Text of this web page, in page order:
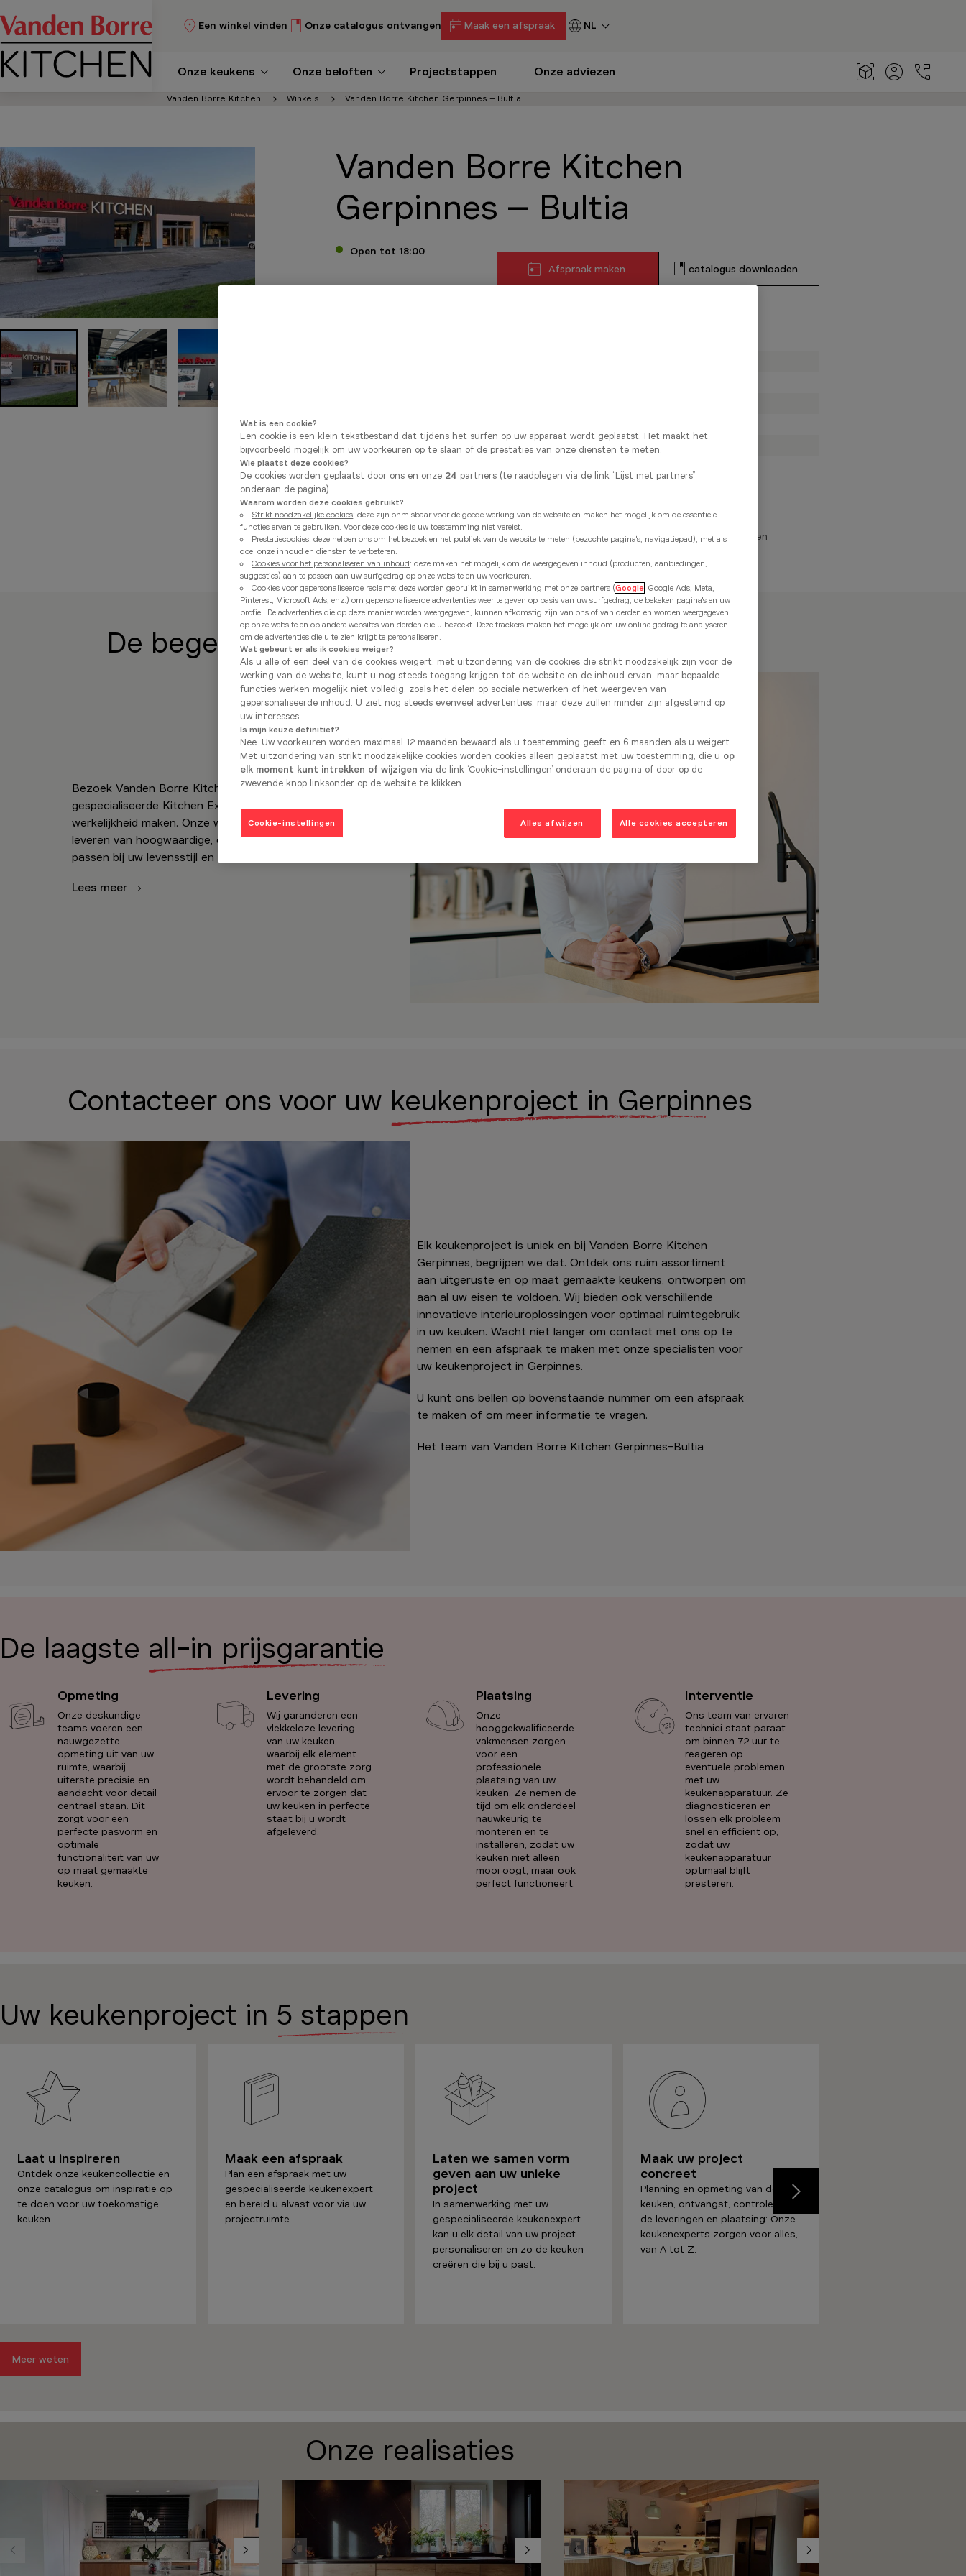
Een winkel vinden
Onze catalogus ontvangen Maak een afspraak NL
Onze keukens Onze beloften Projectstappen Onze adviezen
Vanden Borre Kitchen Winkels Vanden Borre Kitchen Gerpinnes – Bultia
Vanden Borre Kitchen
Gerpinnes – Bultia
Open tot 18:00
Afspraak maken
catalogus downloaden
Zaterdag
15 augustus 2026 Uitzonderlijk gesloten
De begeleiding van onzeexperts in Gerpinnes
Bezoek Vanden Borre Kitchen in Gerpinnes, waar onze
gespecialiseerde Kitchen Experts uw keukenproject
werkelijkheid maken. Onze winkel in Gerpinnes is expert in het
leveren van hoogwaardige, op maat gemaakte keukens die
passen bij uw levensstijl en behoeften.
Lees meer
Contacteer ons voor uw keukenproject in Gerpinnes
Elk keukenproject is uniek en bij Vanden Borre Kitchen
Gerpinnes, begrijpen we dat. Ontdek ons ruim assortiment
aan uitgeruste en op maat gemaakte keukens, ontworpen om
aan al uw eisen te voldoen. Wij bieden ook verschillende
innovatieve interieuroplossingen voor optimaal ruimtegebruik
in uw keuken. Wacht niet langer om contact met ons op te
nemen en een afspraak te maken met onze specialisten voor
uw keukenproject in Gerpinnes.
U kunt ons bellen op bovenstaande nummer om een afspraak
te maken of om meer informatie te vragen.
Het team van Vanden Borre Kitchen Gerpinnes-Bultia
De laagste all-in prijsgarantie
Opmeting
Onze deskundige
teams voeren een
nauwgezette
opmeting uit van uw
ruimte, waarbij
uiterste precisie en
aandacht voor detail
centraal staan. Dit
zorgt voor een
perfecte pasvorm en
optimale
functionaliteit van uw
op maat gemaakte
keuken.
Levering
Wij garanderen een
vlekkeloze levering
van uw keuken,
waarbij elk element
met de grootste zorg
wordt behandeld om
ervoor te zorgen dat
uw keuken in perfecte
staat bij u wordt
afgeleverd.
Plaatsing
Onze
hooggekwalificeerde
vakmensen zorgen
voor een
professionele
plaatsing van uw
keuken. Ze nemen de
tijd om elk onderdeel
nauwkeurig te
monteren en te
installeren, zodat uw
keuken niet alleen
mooi oogt, maar ook
perfect functioneert.
Interventie
Ons team van ervaren
technici staat paraat
om binnen 72 uur te
reageren op
eventuele problemen
met uw
keukenapparatuur. Ze
diagnosticeren en
lossen elk probleem
snel en efficiënt op,
zodat uw
keukenapparatuur
optimaal blijft
presteren.
Uw keukenproject in 5 stappen
Laat u inspireren
Ontdek onze keukencollectie en
onze catalogus om inspiratie op
te doen voor uw toekomstige
keuken.
Maak een afspraak
Plan een afspraak met uw
gespecialiseerde keukenexpert
en bereid u alvast voor via uw
projectruimte.
Laten we samen vorm
geven aan uw unieke
project
In samenwerking met uw
gespecialiseerde keukenexpert
kan u elk detail van uw project
personaliseren en zo de keuken
creëren die bij u past.
Maak uw project
concreet
Planning en opmeting van de
keuken, ontvangst, controle van
de leveringen en plaatsing: Onze
keukenexperts zorgen voor alles,
van A tot Z.
Previous
Meer weten
Onze realisaties
Wat is een cookie?
Een cookie is een klein tekstbestand dat tijdens het surfen op uw apparaat wordt geplaatst. Het maakt het
bijvoorbeeld mogelijk om uw voorkeuren op te slaan of de prestaties van onze diensten te meten.
Wie plaatst deze cookies?
De cookies worden geplaatst door ons en onze 24 partners (te raadplegen via de link “Lijst met partners”
onderaan de pagina).
Waarom worden deze cookies gebruikt?
Strikt noodzakelijke cookies: deze zijn onmisbaar voor de goede werking van de website en maken het mogelijk om de essentiële
functies ervan te gebruiken. Voor deze cookies is uw toestemming niet vereist.
Prestatiecookies: deze helpen ons om het bezoek en het publiek van de website te meten (bezochte pagina's, navigatiepad), met als
doel onze inhoud en diensten te verbeteren.
Cookies voor het personaliseren van inhoud: deze maken het mogelijk om de weergegeven inhoud (producten, aanbiedingen,
suggesties) aan te passen aan uw surfgedrag op onze website en uw voorkeuren.
Cookies voor gepersonaliseerde reclame: deze worden gebruikt in samenwerking met onze partners (Google, Google Ads, Meta,
Pinterest, Microsoft Ads, enz.) om gepersonaliseerde advertenties weer te geven op basis van uw surfgedrag, de bekeken pagina's en uw
profiel. De advertenties die op deze manier worden weergegeven, kunnen afkomstig zijn van ons of van derden en worden weergegeven
op onze website en op andere websites van derden die u bezoekt. Deze trackers maken het mogelijk om uw online gedrag te analyseren
om de advertenties die u te zien krijgt te personaliseren.
Wat gebeurt er als ik cookies weiger?
Als u alle of een deel van de cookies weigert, met uitzondering van de cookies die strikt noodzakelijk zijn voor de
werking van de website, kunt u nog steeds toegang krijgen tot de website en de inhoud ervan, maar bepaalde
functies werken mogelijk niet volledig, zoals het delen op sociale netwerken of het weergeven van
gepersonaliseerde inhoud. U ziet nog steeds evenveel advertenties, maar deze zullen minder zijn afgestemd op
uw interesses.
Is mijn keuze definitief?
Nee. Uw voorkeuren worden maximaal 12 maanden bewaard als u toestemming geeft en 6 maanden als u weigert.
Met uitzondering van strikt noodzakelijke cookies worden cookies alleen geplaatst met uw toestemming, die u op
elk moment kunt intrekken of wijzigen via de link ‘Cookie-instellingen’ onderaan de pagina of door op de
zwevende knop linksonder op de website te klikken.
Cookie-instellingen Alles afwijzen Alle cookies accepteren